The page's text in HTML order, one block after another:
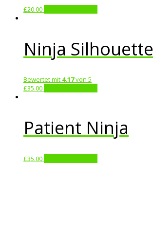
£20.00
Ninja Silhouette
Bewertet mit 4.17von 5
£35.00
Patient Ninja
£35.00